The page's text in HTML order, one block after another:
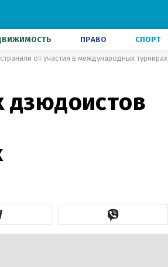
ПРАВО СПОРТ
от участия в международных турнирах
дзюдоистов